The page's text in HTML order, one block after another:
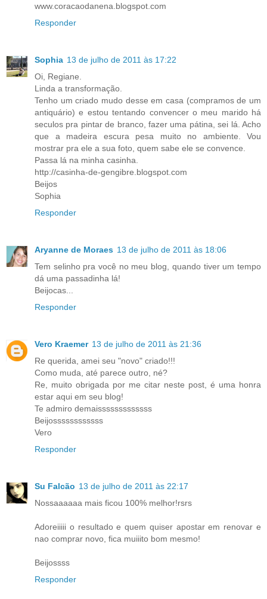
www.coracaodanena.blogspot.com
Responder
Sophia 13 de julho de 2011 às 17:22
Oi, Regiane.
Linda a transformação.
Tenho um criado mudo desse em casa (compramos de um
antiquário) e estou tentando convencer o meu marido há
seculos pra pintar de branco, fazer uma pátina, sei lá. Acho
que a madeira escura pesa muito no ambiente. Vou
mostrar pra ele a sua foto, quem sabe ele se convence.
Passa lá na minha casinha.
http://casinha-de-gengibre.blogspot.com
Beijos
Sophia
Responder
Aryanne de Moraes 13 de julho de 2011 às 18:06
Tem selinho pra você no meu blog, quando tiver um tempo
dá uma passadinha lá!
Beijocas...
Responder
Vero Kraemer 13 de julho de 2011 às 21:36
Re querida, amei seu "novo" criado!!!
Como muda, até parece outro, né?
Re, muito obrigada por me citar neste post, é uma honra
estar aqui em seu blog!
Te admiro demaisssssssssssss
Beijossssssssssss
Vero
Responder
Su Falcão 13 de julho de 2011 às 22:17
Nossaaaaaa mais ficou 100% melhor!rsrs
Adoreiiiii o resultado e quem quiser apostar em renovar e
nao comprar novo, fica muiiito bom mesmo!
Beijossss
Responder